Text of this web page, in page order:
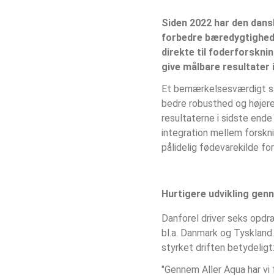
Siden 2022 har den
forbedre
direkte til
give målbare
Et bemærkelsesværdigt
bedre robusthed og
resultaterne i sidste
integration mellem
pålidelig fødevarekilde
Hurtigere udvikling
Danforel driver seks
bl.a. Danmark og
styrket driften betydeligt:
"Gennem Aller Aqua har